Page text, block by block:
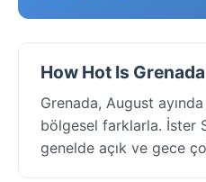
How Hot Is
Grenada, August
bölgesel farklarla. İster
genelde açık ve gece